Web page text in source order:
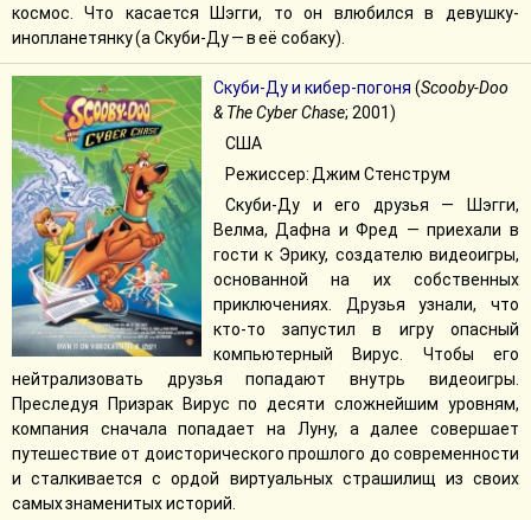
космос. Что касается Шэгги, то он влюбился в девушку-
инопланетянку (а Скуби-Ду — в её собаку).
Скуби-Ду и кибер-погоня (Scooby-Doo
& The Cyber Chase; 2001)
США
Режиссер: Джим Стенструм
Скуби-Ду и его друзья — Шэгги,
Велма, Дафна и Фред — приехали в
гости к Эрику, создателю видеоигры,
основанной на их собственных
приключениях. Друзья узнали, что
кто-то запустил в игру опасный
компьютерный Вирус. Чтобы его
нейтрализовать друзья попадают внутрь видеоигры.
Преследуя Призрак Вирус по десяти сложнейшим уровням,
компания сначала попадает на Луну, а далее совершает
путешествие от доисторического прошлого до современности
и сталкивается с ордой виртуальных страшилищ из своих
самых знаменитых историй.